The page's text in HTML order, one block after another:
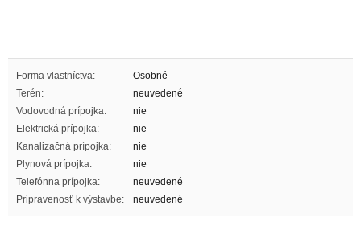
Forma vlastníctva:
Osobné
Terén:
neuvedené
Vodovodná prípojka:
nie
Elektrická prípojka:
nie
Kanalizačná prípojka:
nie
Plynová prípojka:
nie
Telefónna prípojka:
neuvedené
Pripravenosť k výstavbe:
neuvedené